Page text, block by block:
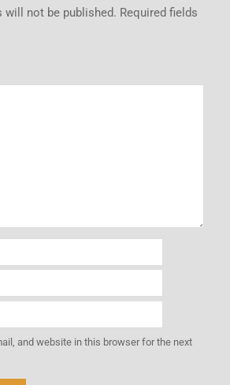
will not be published. Required fields
and website in this browser for the next